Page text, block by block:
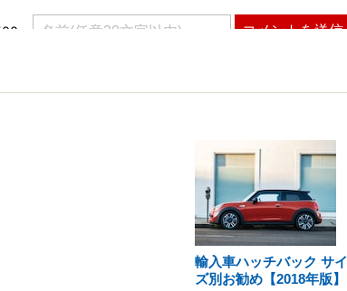
輸入車ハッチバック サイ
ズ別お勧め【2018年版】